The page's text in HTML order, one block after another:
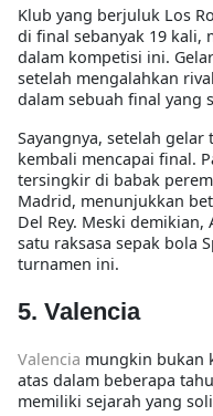
Klub yang berjuluk Los
di final sebanyak 19 kali,
dalam kompetisi ini.
setelah mengalahkan
dalam sebuah final yang
Sayangnya, setelah
kembali mencapai final.
tersingkir di babak
Madrid, menunjukkan
Del Rey. Meski
satu raksasa sepak bola
turnamen ini.
5. Valencia
Valencia mungkin bukan
atas dalam beberapa
memiliki sejarah yang